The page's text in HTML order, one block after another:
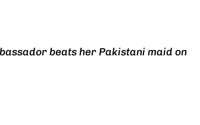
beats her Pakistani maid on